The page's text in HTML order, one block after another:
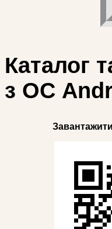
Каталог
з ОС